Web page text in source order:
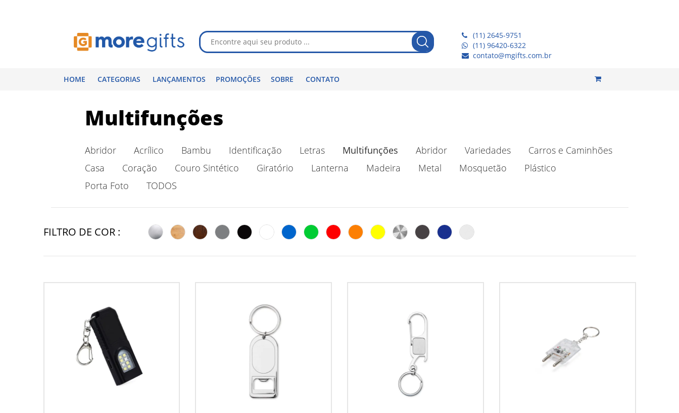
(11) 2645-9751
(11) 96420-6322
contato@mgifts.com.br
HOME CATEGORIAS LANÇAMENTOS PROMOÇÕES SOBRE CONTATO
Multifunções
Abridor Acrílico Bambu Identificação Letras Multifunções Abridor Variedades
Carros e Caminhões
Casa
Coração Couro Sintético Giratório Lanterna Madeira Metal Mosquetão
Plástico
Porta Foto
TODOS
FILTRO DE COR :